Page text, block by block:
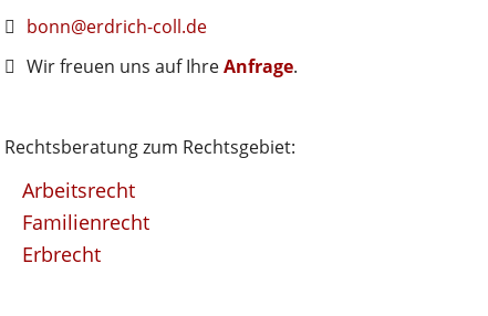
bonn@erdrich-coll.de
Wir freuen uns auf IhreAnfrage.
Rechtsberatung zum Rechtsgebiet:
Arbeitsrecht
Familienrecht
Erbrecht